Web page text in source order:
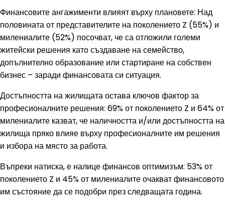
Финансовите ангажименти влияят върху плановете: Над
половината от представителите на поколението Z (55%) и
милениалите (52%) посочват, че са отложили големи
житейски решения като създаване на семейство,
допълнително образование или стартиране на собствен
бизнес – заради финансовата си ситуация.
Достъпността на жилищата остава ключов фактор за
професионалните решения: 69% от поколението Z и 64% от
милениалите казват, че наличността и/или достъпността на
жилища пряко влияе върху професионалните им решения
и избора на място за работа.
Въпреки натиска, е налице финансов оптимизъм: 53% от
поколението Z и 45% от милениалите очакват финансовото
им състояние да се подобри през следващата година.